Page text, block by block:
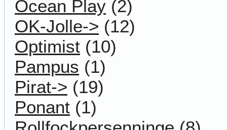
Ocean Play (2)
OK-Jolle-> (12)
Optimist (10)
Pampus (1)
Pirat-> (19)
Ponant (1)